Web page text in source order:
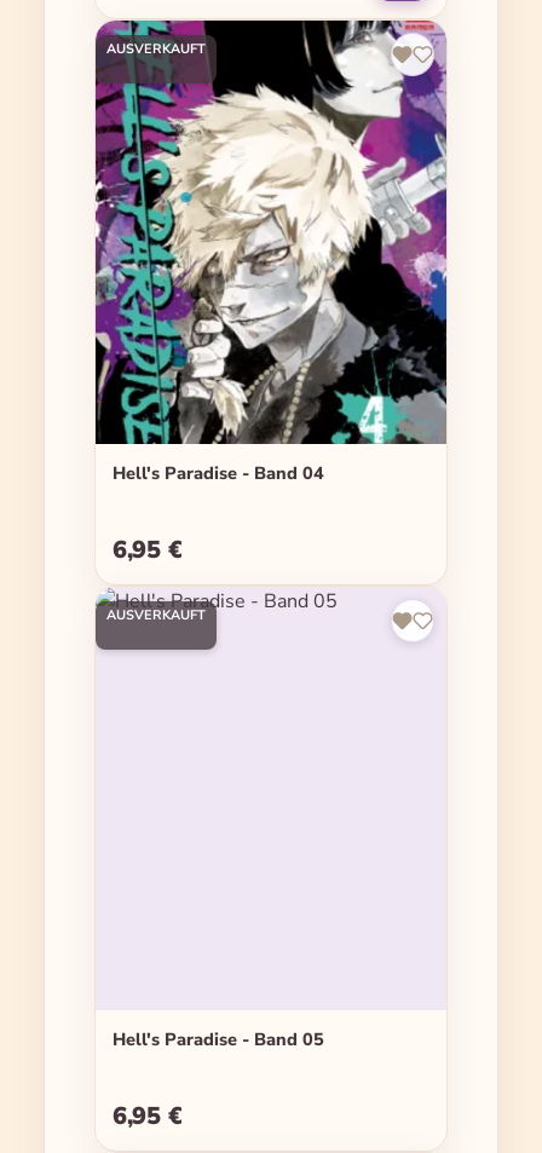
AUSVERKAUFT
Hell's Paradise - Band 04
Regulärer Preis:
6,95 €
AUSVERKAUFT
Hell's Paradise - Band 05
Regulärer Preis:
6,95 €